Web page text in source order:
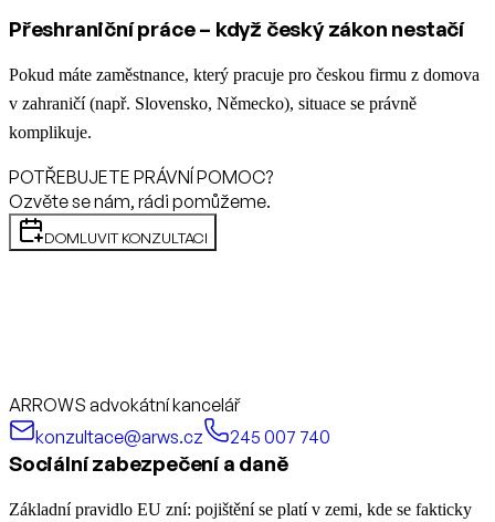
Přeshraniční práce – když český zákon nestačí
Pokud máte zaměstnance, který pracuje pro českou firmu z domova
v zahraničí (např. Slovensko, Německo), situace se právně
komplikuje.
POTŘEBUJETE PRÁVNÍ POMOC?
Ozvěte se nám, rádi pomůžeme.
DOMLUVIT KONZULTACI
ARROWS advokátní kancelář
konzultace@arws.cz
245 007 740
Sociální zabezpečení a daně
Základní pravidlo EU zní: pojištění se platí v zemi, kde se fakticky